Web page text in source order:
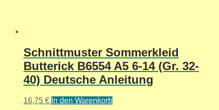
Schnittmuster Sommerkleid
Butterick B6554 A5 6-14 (Gr. 32-
40) Deutsche Anleitung
16,75 € In den Warenkorb